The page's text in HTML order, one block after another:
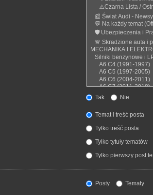
Tak Nie
Temat i treść posta
Tylko treść posta
Tylko tytuły tematów
Tylko pierwszy post
Posty Tematy